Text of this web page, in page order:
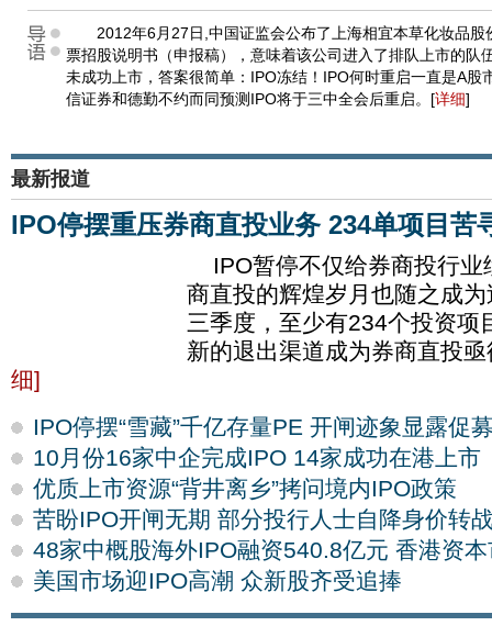
2012年6月27日,中国证监会公布了上海相宜本草化妆品股
票招股说明书（申报稿），意味着该公司进入了排队上市的队
未成功上市，答案很简单：IPO冻结！IPO何时重启一直是A股
信证券和德勤不约而同预测IPO将于三中全会后重启。 [详细]
最新报道
IPO停摆重压券商直投业务 234单项目苦
IPO暂停不仅给券商投行业
商直投的辉煌岁月也随之成
三季度，至少有234个投资项
新的退出渠道成为券商直投
细]
IPO停摆“雪藏”千亿存量PE 开闸迹象显露促
10月份16家中企完成IPO 14家成功在港上市
优质上市资源“背井离乡”拷问境内IPO政策
苦盼IPO开闸无期 部分投行人士自降身价转
48家中概股海外IPO融资540.8亿元 香港资
美国市场迎IPO高潮 众新股齐受追捧